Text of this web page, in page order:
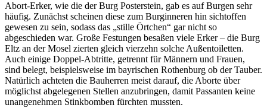
Abort-Erker, wie die der Burg Posterstein, gab es auf Burgen sehr
häufig. Zunächst scheinen diese zum Burginneren hin sichtoffen
gewesen zu sein, sodass das „stille Örtchen“ gar nicht so
abgeschieden war. Große Festungen besaßen viele Erker – die Burg
Eltz an der Mosel zierten gleich vierzehn solche Außentoiletten.
Auch einige Doppel-Abtritte, getrennt für Männern und Frauen,
sind belegt, beispielsweise im bayrischen Rothenburg ob der Tauber.
Natürlich achteten die Bauherren meist darauf, die Aborte über
möglichst abgelegenen Stellen anzubringen, damit Passanten keine
unangenehmen Stinkbomben fürchten mussten.